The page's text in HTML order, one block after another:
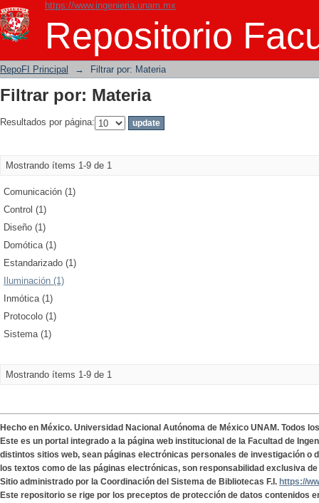
https://www.ingenieria.unam.mx
Repositorio
Filtrar por: Materia
RepoFI Principal → Filtrar por: Materia
Filtrar por: Materia
Resultados por página:
Mostrando ítems 1-9 de 1
Comunicación (1)
Control (1)
Diseño (1)
Domótica (1)
Estandarizado (1)
Iluminación (1)
Inmótica (1)
Protocolo (1)
Sistema (1)
Mostrando ítems 1-9 de 1
Hecho en México. Universidad Nacional Autónoma de México UNAM. Todos
Este es un portal integrado a la página web institucional de la Facultad de
distintos sitios web, sean páginas electrónicas personales de investigación o
los textos como de las páginas electrónicas, son responsabilidad exclusiva
Sitio administrado por la Coordinación del Sistema de Bibliotecas F.I. https://
Este repositorio se rige por los preceptos de protección de datos contenidos